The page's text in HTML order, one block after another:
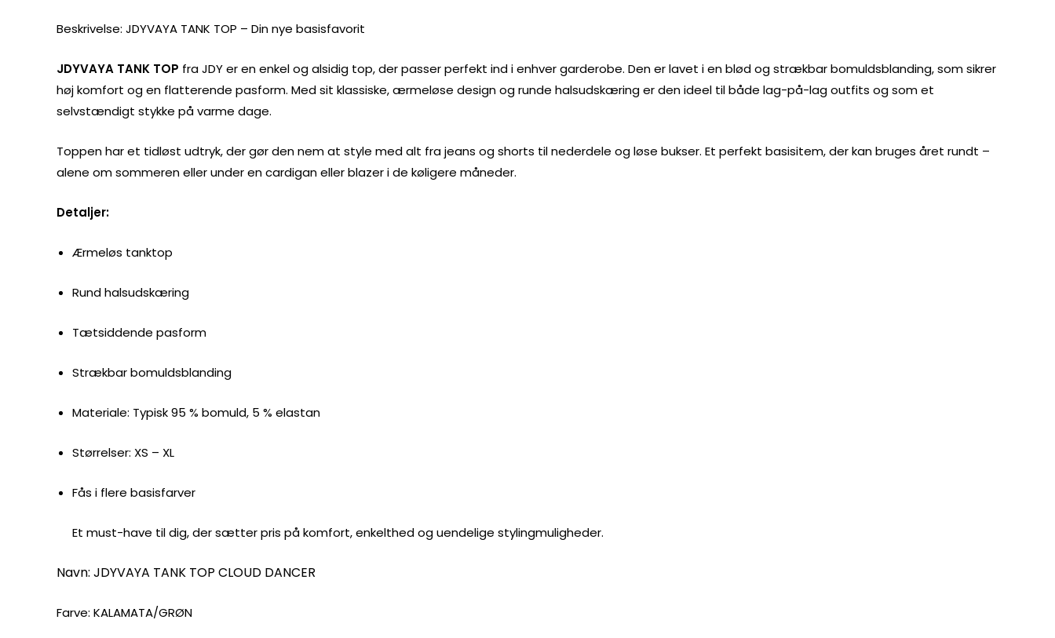
Beskrivelse: JDYVAYA TANK TOP – Din nye basisfavorit
JDYVAYA TANK TOP fra JDY er en enkel og alsidig top, der passer perfekt ind i enhver garderobe. Den er lavet i en blød og strækbar bomuldsblanding, som sikrer
høj komfort og en flatterende pasform. Med sit klassiske, ærmeløse design og runde halsudskæring er den ideel til både lag-på-lag outfits og som et
selvstændigt stykke på varme dage.
Toppen har et tidløst udtryk, der gør den nem at style med alt fra jeans og shorts til nederdele og løse bukser. Et perfekt basisitem, der kan bruges året rundt –
alene om sommeren eller under en cardigan eller blazer i de køligere måneder.
Detaljer:
Ærmeløs tanktop
Rund halsudskæring
Tætsiddende pasform
Strækbar bomuldsblanding
Materiale: Typisk 95 % bomuld, 5 % elastan
Størrelser: XS – XL
Fås i flere basisfarver
Et must-have til dig, der sætter pris på komfort, enkelthed og uendelige stylingmuligheder.
Navn: JDYVAYA TANK TOP CLOUD DANCER
Farve: KALAMATA/GRØN